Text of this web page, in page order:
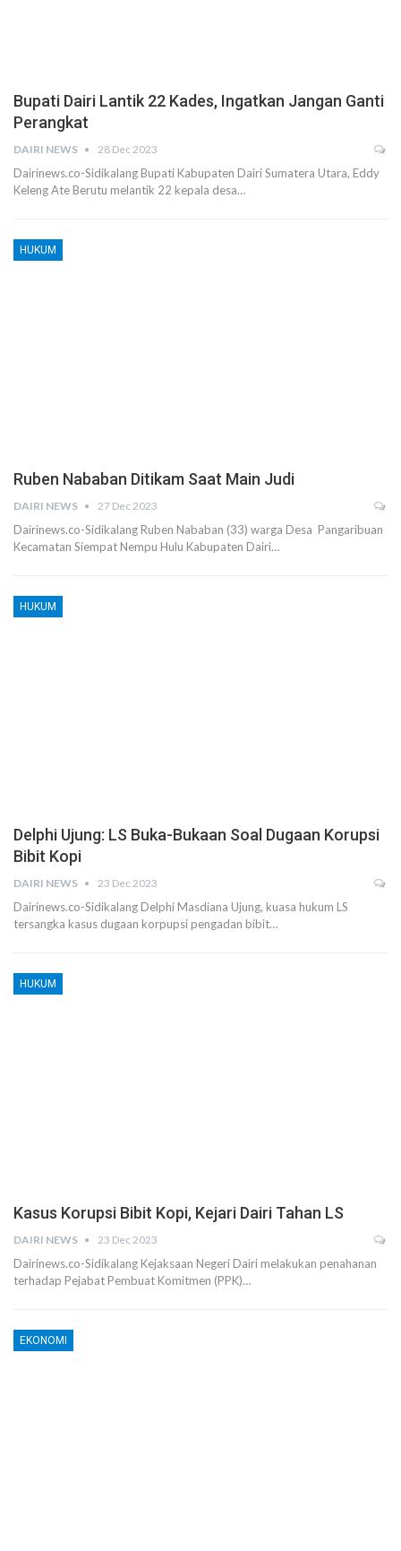
Bupati Dairi Lantik 22 Kades, Ingatkan Jangan Ganti
Perangkat
DAIRI NEWS 28 Dec 2023
Dairinews.co-Sidikalang Bupati Kabupaten Dairi Sumatera Utara, Eddy
Keleng Ate Berutu melantik 22 kepala desa…
HUKUM
Ruben Nababan Ditikam Saat Main Judi
DAIRI NEWS 27 Dec 2023
Dairinews.co-Sidikalang Ruben Nababan (33) warga Desa Pangaribuan
Kecamatan Siempat Nempu Hulu Kabupaten Dairi…
HUKUM
Delphi Ujung: LS Buka-Bukaan Soal Dugaan Korupsi
Bibit Kopi
DAIRI NEWS 23 Dec 2023
Dairinews.co-Sidikalang Delphi Masdiana Ujung, kuasa hukum LS
tersangka kasus dugaan korpupsi pengadan bibit…
HUKUM
Kasus Korupsi Bibit Kopi, Kejari Dairi Tahan LS
DAIRI NEWS 23 Dec 2023
Dairinews.co-Sidikalang Kejaksaan Negeri Dairi melakukan penahanan
terhadap Pejabat Pembuat Komitmen (PPK)…
EKONOMI